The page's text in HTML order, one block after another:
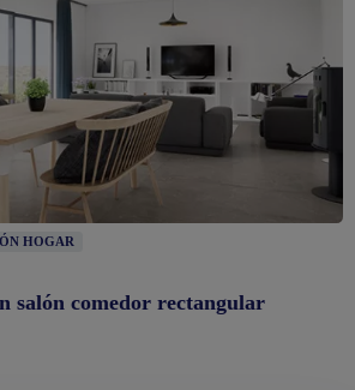
HOGAR
salón comedor rectangular